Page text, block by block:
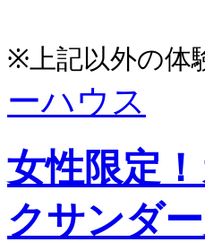
※上記以外の
ーハウス
女性限定
クサンダ